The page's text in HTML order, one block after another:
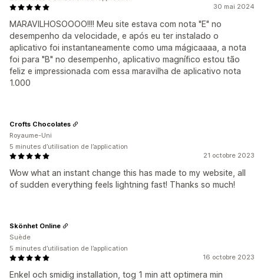
30 mai 2024
MARAVILHOSOOOO!!!! Meu site estava com nota "E" no
desempenho da velocidade, e após eu ter instalado o
aplicativo foi instantaneamente como uma mágicaaaa, a nota
foi para "B" no desempenho, aplicativo magnífico estou tão
feliz e impressionada com essa maravilha de aplicativo nota
1.000
21 octobre 2023
Wow what an instant change this has made to my website, all
of sudden everything feels lightning fast! Thanks so much!
Crofts Chocolates
Royaume-Uni
5 minutes d’utilisation de l’application
16 octobre 2023
Enkel och smidig installation, tog 1 min att optimera min
Skönhet Online
Suède
5 minutes d’utilisation de l’application